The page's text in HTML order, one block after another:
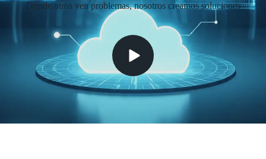
Donde otros ven problemas, nosotros creamos soluciones